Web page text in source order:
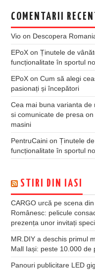
COMENTARII
Vio on Descopera
EPoX onȚinutele de
funcționalitate în sportul
EPoX onCum să alegi
pasionați și începători
Cea mai buna varianta
si comunicate de presa on
masini
PentruCaini onȚinutele
funcționalitate în sportul
STIRI DIN IASI
CARGO urcă pe scena
Românesc: pelicule
prezența unor invitați
MR.DIY a deschis primul
Mall Iași: peste 10.000
Panouri publicitare LED